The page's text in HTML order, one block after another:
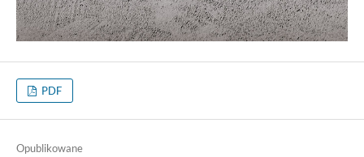
PDF
Opublikowane